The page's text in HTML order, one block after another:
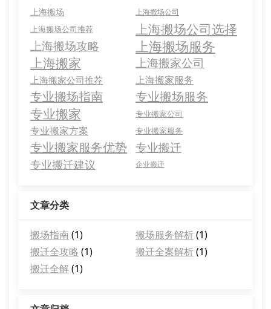
上海搬场 上海搬场公司
上海搬场公司推荐 上海搬场公司选择
上海搬场攻略 上海搬场服务
上海搬家 上海搬家公司
上海搬家公司推荐 上海搬家服务
专业搬场指南 专业搬场服务
专业搬家 专业搬家公司
专业搬家方案 专业搬家服务
专业搬家服务优势 专业搬迁
专业搬迁建议 企业搬迁
文章分类
搬场指南(1) 搬场服务解析(1)
搬迁全攻略 (1) 搬迁全案解析(1)
搬迁全解(1)